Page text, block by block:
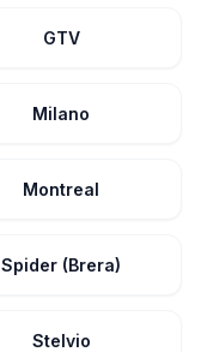
GTV
Milano
Montreal
Spider (Brera)
Stelvio